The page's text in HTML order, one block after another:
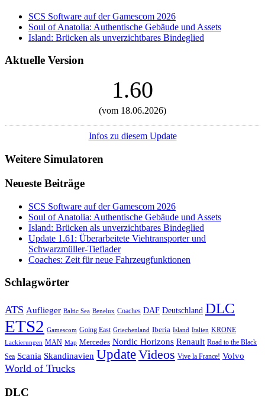
SCS Software auf der Gamescom 2026
Soul of Anatolia: Authentische Gebäude und Assets
Island: Brücken als unverzichtbares Bindeglied
Aktuelle Version
1.60
(vom 18.06.2026)
Infos zu diesem Update
Weitere Simulatoren
Neueste Beiträge
SCS Software auf der Gamescom 2026
Soul of Anatolia: Authentische Gebäude und Assets
Island: Brücken als unverzichtbares Bindeglied
Update 1.61: Überarbeitete Viehtransporter und
Schwarzmüller-Tieflader
Coaches: Zeit für neue Fahrzeugfunktionen
Schlagwörter
ATS Auflieger Baltic Sea Benelux Coaches DAF Deutschland DLC
ETS2 Gamescom Going East Griechenland Iberia Island Italien KRONE
Lackierungen MAN Map Mercedes Nordic Horizons Renault Road to the Black
Sea Scania Skandinavien UpdateVideos Vive la France! Volvo
World of Trucks
DLC